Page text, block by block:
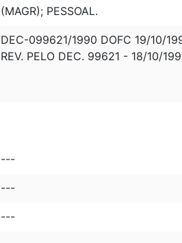
(MAGR); PESSOAL.
DEC-099621/1990 DOFC 19/10/
REV. PELO DEC. 99621 - 18/10/
---
---
---